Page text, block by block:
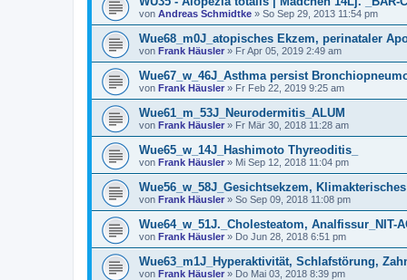
von Andreas Schmidtke » So Sep 29, 2013 11:54 pm
Wue68_m0J_atopisches Ekzem, perinataler
von Frank Häusler » Fr Apr 05, 2019 2:49 am
Wue67_w_46J_Asthma persist
von Frank Häusler » Fr Feb 22, 2019 9:25 am
Wue61_m_53J_Neurodermitis_ALUM
von Frank Häusler » Fr Mär 30, 2018 11:28 am
Wue65_w_14J_Hashimoto Thyreoditis_
von Frank Häusler » Mi Sep 12, 2018 11:04 pm
Wue56_w_58J_Gesichtsekzem,
von Frank Häusler » So Sep 09, 2018 11:08 pm
Wue64_w_51J._Cholesteatom, Analfissur_NIT-
von Frank Häusler » Do Jun 28, 2018 6:51 pm
Wue63_m1J_Hyperaktivität, Schlafstörung,
von Frank Häusler » Do Mai 03, 2018 8:39 pm